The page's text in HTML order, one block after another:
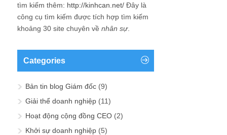
tìm kiếm thêm: http://kinhcan.net/ Đây là
công cụ tìm kiếm được tích hợp tìm kiếm
khoảng 30 site chuyên về nhân sự.
Categories
Bản tin blog Giám đốc (9)
Giải thể doanh nghiệp (11)
Hoạt động cộng đồng CEO (2)
Khởi sự doanh nghiệp (5)